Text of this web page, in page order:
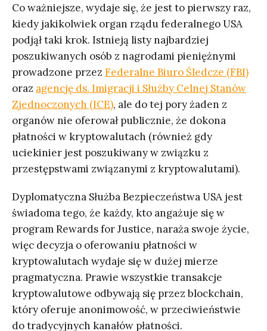
Co ważniejsze, wydaje się, że jest to pierwszy raz,
kiedy jakikolwiek organ rządu federalnego USA
podjął taki krok. Istnieją listy najbardziej
poszukiwanych osób z nagrodami pieniężnymi
prowadzone przez Federalne Biuro Śledcze (FBI)
oraz agencję ds. Imigracji i Służby Celnej Stanów
Zjednoczonych (ICE), ale do tej pory żaden z
organów nie oferował publicznie, że dokona
płatności w kryptowalutach (również gdy
uciekinier jest poszukiwany w związku z
przestępstwami związanymi z kryptowalutami).
Dyplomatyczna Służba Bezpieczeństwa USA jest
świadoma tego, że każdy, kto angażuje się w
program Rewards for Justice, naraża swoje życie,
więc decyzja o oferowaniu płatności w
kryptowalutach wydaje się w dużej mierze
pragmatyczna. Prawie wszystkie transakcje
kryptowalutowe odbywają się przez blockchain,
który oferuje anonimowość, w przeciwieństwie
do tradycyjnych kanałów płatności.